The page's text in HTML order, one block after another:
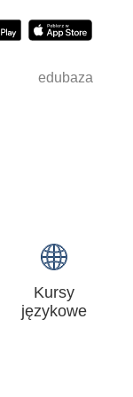
edubaza
Kursy
językowe